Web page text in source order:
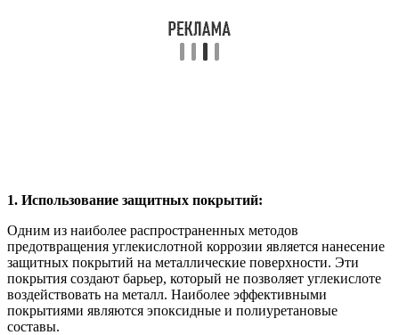
1. Использование защитных покрытий:
Одним из наиболее распространенных методов
предотвращения углекислотной коррозии является нанесение
защитных покрытий на металлические поверхности. Эти
покрытия создают барьер, который не позволяет углекислоте
воздействовать на металл. Наиболее эффективными
покрытиями являются эпоксидные и полиуретановые
составы.